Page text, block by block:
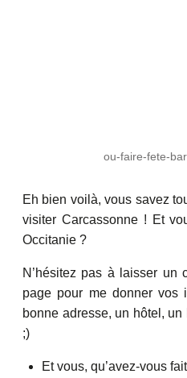
ou-faire-fete-
Eh bien voilà, vous savez
visiter Carcassonne ! Et
Occitanie ?
N’hésitez pas à laisser un
page pour me donner vos
bonne adresse, un hôtel,
;)
Et vous, qu’avez-vous